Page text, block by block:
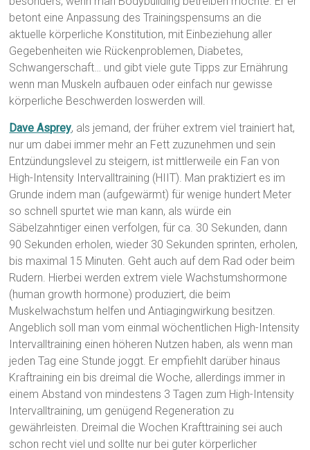
betont eine Anpassung des Trainingspensums an die
aktuelle körperliche Konstitution, mit Einbeziehung aller
Gegebenheiten wie Rückenproblemen, Diabetes,
Schwangerschaft… und gibt viele gute Tipps zur Ernährung
wenn man Muskeln aufbauen oder einfach nur gewisse
körperliche Beschwerden loswerden will.
Dave Asprey, als jemand, der früher extrem viel trainiert hat,
nur um dabei immer mehr an Fett zuzunehmen und sein
Entzündungslevel zu steigern, ist mittlerweile ein Fan von
High-Intensity Intervalltraining (HIIT). Man praktiziert es im
Grunde indem man (aufgewärmt) für wenige hundert Meter
so schnell spurtet wie man kann, als würde ein
Säbelzahntiger einen verfolgen, für ca. 30 Sekunden, dann
90 Sekunden erholen, wieder 30 Sekunden sprinten, erholen,
bis maximal 15 Minuten. Geht auch auf dem Rad oder beim
Rudern. Hierbei werden extrem viele Wachstumshormone
(human growth hormone) produziert, die beim
Muskelwachstum helfen und Antiagingwirkung besitzen.
Angeblich soll man vom einmal wöchentlichen High-Intensity
Intervalltraining einen höheren Nutzen haben, als wenn man
jeden Tag eine Stunde joggt. Er empfiehlt darüber hinaus
Kraftraining ein bis dreimal die Woche, allerdings immer in
einem Abstand von mindestens 3 Tagen zum High-Intensity
Intervalltraining, um genügend Regeneration zu
gewährleisten. Dreimal die Wochen Krafttraining sei auch
schon recht viel und sollte nur bei guter körperlicher